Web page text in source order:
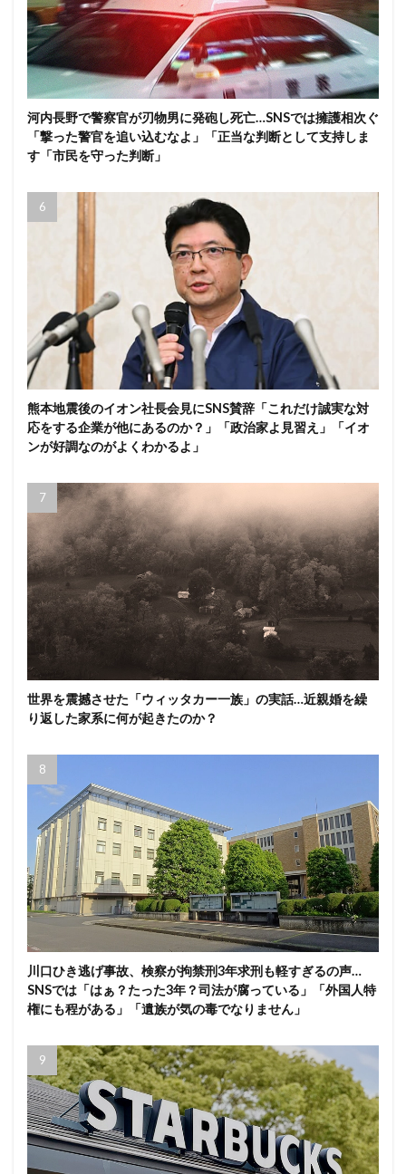
河内長野で警察官が刃物男に発砲し死亡…SNSでは擁護相次ぐ
「撃った警官を追い込むなよ」「正当な判断として支持しま
す「市民を守った判断」
熊本地震後のイオン社長会見にSNS賛辞「これだけ誠実な対
応をする企業が他にあるのか？」「政治家よ見習え」「イオ
ンが好調なのがよくわかるよ」
世界を震撼させた「ウィッタカー一族」の実話…近親婚を繰
り返した家系に何が起きたのか？
川口ひき逃げ事故、検察が拘禁刑3年求刑も軽すぎるの声…
SNSでは「はぁ？たった3年？司法が腐っている」「外国人特
権にも程がある」「遺族が気の毒でなりません」